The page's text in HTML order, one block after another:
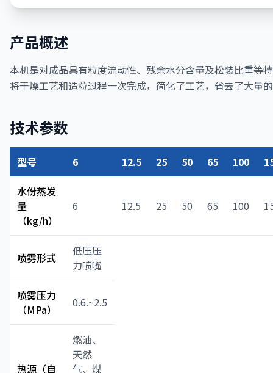
产品概述
本机是对成品具有粒度流动性、残余水分含量及松装比重等
将干燥工艺和造粒过程一次完成，简化了工艺，省去了大量
技术参数
型号 6 12.5 25 50 65 100
水份蒸发
量
（kg/h）
6 12.5 25 50 65 100
喷雾形式
低压压
力喷嘴
喷雾压力
（MPa）
0.6.~2.5
热源（自
燃油、
天然
气、煤